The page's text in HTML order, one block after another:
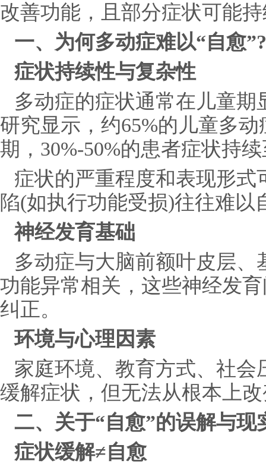
改善功能，且部分症状可能
一、为何多动症难以“自愈”?
症状持续性与复杂性
多动症的症状通常在儿童
研究显示，约65%的儿童多
期，30%-50%的患者症状持
症状的严重程度和表现形
陷(如执行功能受损)往往难以
神经发育基础
多动症与大脑前额叶皮层
功能异常相关，这些神经发
纠正。
环境与心理因素
家庭环境、教育方式、社
缓解症状，但无法从根本上
二、关于“自愈”的误解与现
症状缓解≠自愈